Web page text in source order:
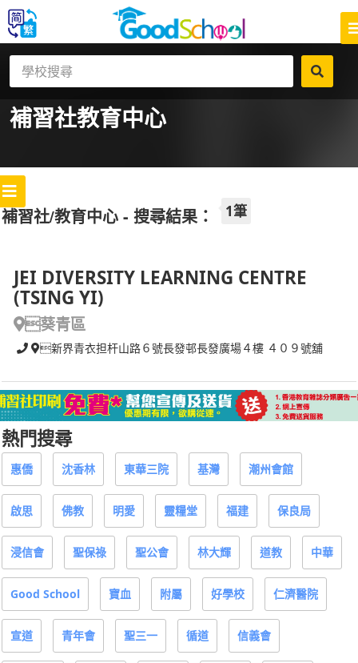
補習社教育中心
補習社/教育中心 - 搜尋結果： 1筆
JEI DIVERSITY LEARNING CENTRE
(TSING YI)
葵青區
新界青衣担杆山路６號長發邨長發廣場４樓 ４０９號舖
熱門搜尋
惠僑 沈香林 東華三院 基灣 潮州會館
啟思 佛教 明愛 靈糧堂 福建 保良局
浸信會 聖保祿 聖公會 林大輝 道教 中華
Good School 寶血 附屬 好學校 仁濟醫院
宣道 青年會 聖三一 循道 信義會